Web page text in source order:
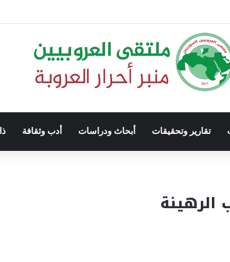
تقارير وتحقيقات أبحاث ودراسات أدب وثقافة
الرهينة